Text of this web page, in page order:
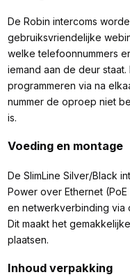
De Robin intercoms
gebruiksvriendelijke
welke telefoonnummers
iemand aan de deur staat.
programmeren via na
nummer de oproep niet
is.
Voeding en montage
De SlimLine Silver/Black
Power over Ethernet
en netwerkverbinding
Dit maakt het
plaatsen.
Inhoud verpakking